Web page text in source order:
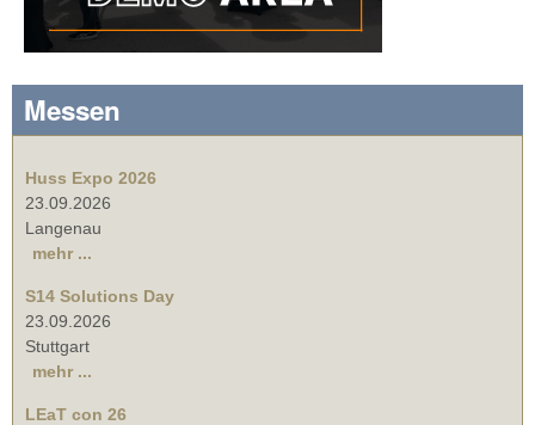
Messen
Huss Expo 2026
23.09.2026
Langenau
mehr ...
S14 Solutions Day
23.09.2026
Stuttgart
mehr ...
LEaT con 26